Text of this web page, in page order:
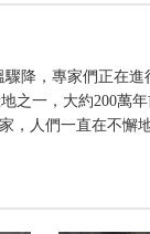
降，專家們正在
之一，大約200萬
，人們一直在不懈